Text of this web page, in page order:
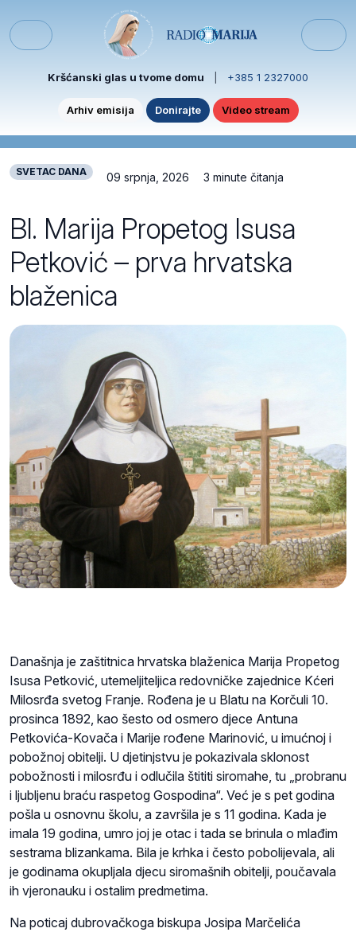
Menu
Kršćanski glas u tvome domu +385 1 2327000
Arhiv emisija Donirajte Video stream
SVETAC DANA 09 srpnja, 2026 3 minute čitanja
Bl. Marija Propetog Isusa
Petković – prva hrvatska
blaženica
Današnja je zaštitnica hrvatska blaženica Marija Propetog
Isusa Petković, utemeljiteljica redovničke zajednice Kćeri
Milosrđa svetog Franje. Rođena je u Blatu na Korčuli 10.
prosinca 1892, kao šesto od osmero djece Antuna
Petkovića-Kovača i Marije rođene Marinović, u imućnoj i
pobožnoj obitelji. U djetinjstvu je pokazivala sklonost
pobožnosti i milosrđu i odlučila štititi siromahe, tu „probranu
i ljubljenu braću raspetog Gospodina“. Već je s pet godina
pošla u osnovnu školu, a završila je s 11 godina. Kada je
imala 19 godina, umro joj je otac i tada se brinula o mlađim
sestrama blizankama. Bila je krhka i često pobolijevala, ali
je godinama okupljala djecu siromašnih obitelji, poučavala
ih vjeronauku i ostalim predmetima.
Na poticaj dubrovačkoga biskupa Josipa Marčelića